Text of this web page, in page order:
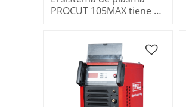
PROCUT 105MAX tiene el
para trabajos de corte
industrial exigentes.